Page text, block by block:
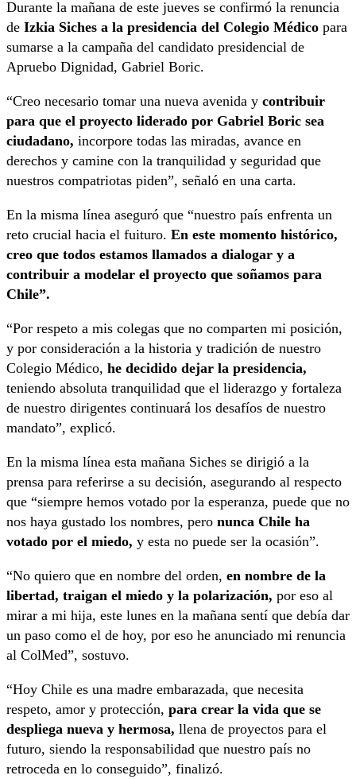
Durante la mañana de este jueves se confirmó la renuncia
de Izkia Siches a la presidencia del Colegio Médico para
sumarse a la campaña del candidato presidencial de
Apruebo Dignidad, Gabriel Boric.
“Creo necesario tomar una nueva avenida y contribuir
para que el proyecto liderado por Gabriel Boric sea
ciudadano, incorpore todas las miradas, avance en
derechos y camine con la tranquilidad y seguridad que
nuestros compatriotas piden”, señaló en una carta.
En la misma línea aseguró que “nuestro país enfrenta un
reto crucial hacia el fuituro. En este momento histórico,
creo que todos estamos llamados a dialogar y a
contribuir a modelar el proyecto que soñamos para
Chile”.
“Por respeto a mis colegas que no comparten mi posición,
y por consideración a la historia y tradición de nuestro
Colegio Médico, he decidido dejar la presidencia,
teniendo absoluta tranquilidad que el liderazgo y fortaleza
de nuestro dirigentes continuará los desafíos de nuestro
mandato”, explicó.
En la misma línea esta mañana Siches se dirigió a la
prensa para referirse a su decisión, asegurando al respecto
que “siempre hemos votado por la esperanza, puede que no
nos haya gustado los nombres, pero nunca Chile ha
votado por el miedo, y esta no puede ser la ocasión”.
“No quiero que en nombre del orden, en nombre de la
libertad, traigan el miedo y la polarización, por eso al
mirar a mi hija, este lunes en la mañana sentí que debía dar
un paso como el de hoy, por eso he anunciado mi renuncia
al ColMed”, sostuvo.
“Hoy Chile es una madre embarazada, que necesita
respeto, amor y protección, para crear la vida que se
despliega nueva y hermosa, llena de proyectos para el
futuro, siendo la responsabilidad que nuestro país no
retroceda en lo conseguido”, finalizó.